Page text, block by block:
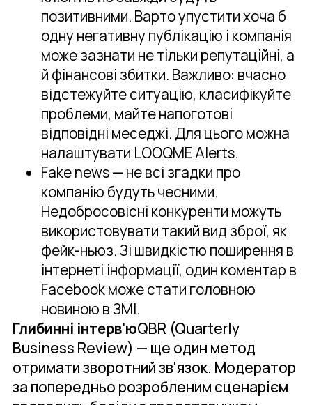
позитивними. Варто упустити хоча б
одну негативну публікацію і компанія
може зазнати не тільки репутаційні, а
й фінансові збитки. Важливо: вчасно
відстежуйте ситуацію, класифікуйте
проблеми, майте напоготові
відповідні меседжі. Для цього можна
налаштувати LOOQME Alerts.
Fake news — не всі згадки про
компанію будуть чесними.
Недобросовісні конкуренти можуть
використовувати такий вид зброї, як
фейк-ньюз. Зі швидкістю поширення в
інтернеті інформації, один коментар в
Facebook може стати головною
новиною в ЗМІ.
Глибинні інтерв'юQBR (Quarterly
Business Review) — ще один метод
отримати зворотний зв'язок. Модератор
за попередньо розробленим сценарієм